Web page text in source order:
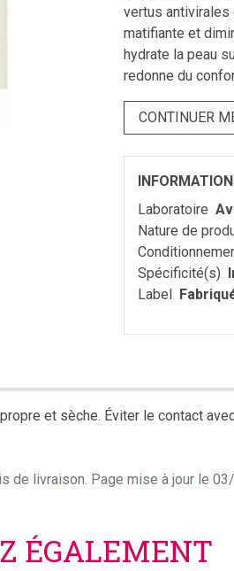
vertus antivirales
matifiante et
hydrate la peau
redonne du
CONTINUER
Laboratoire
Nature de
Spécificité(s)
Label
et sèche. Éviter le contact
de livraison. Page mise à jour le
ÉGALEMENT